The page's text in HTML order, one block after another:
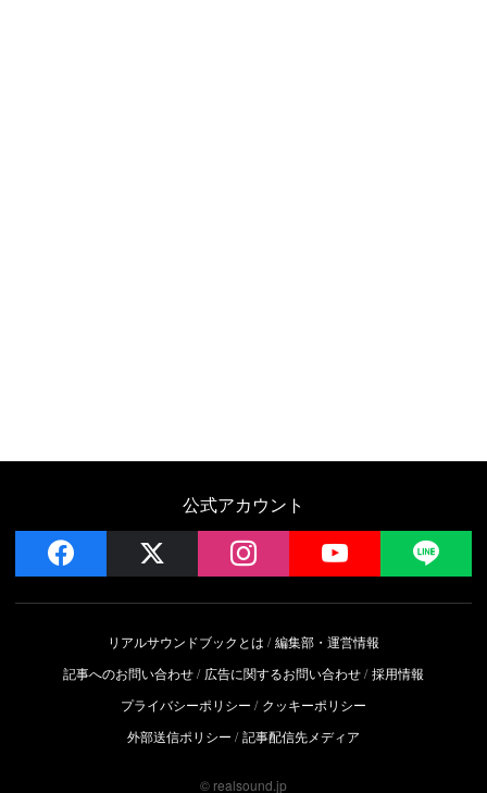
公式アカウント
facebook instagram YouTube
リアルサウンドブックとは
編集部・運営情報
記事へのお問い合わせ
広告に関するお問い合わせ 採用情報
プライバシーポリシー
クッキーポリシー
外部送信ポリシー
記事配信先メディア
© realsound.jp